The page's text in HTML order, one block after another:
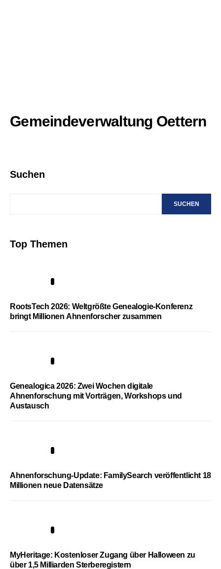
Gemeindeverwaltung Oettern
Suchen
SUCHEN
Top Themen
RootsTech 2026: Weltgrößte Genealogie-Konferenz
bringt Millionen Ahnenforscher zusammen
Genealogica 2026: Zwei Wochen digitale
Ahnenforschung mit Vorträgen, Workshops und
Austausch
Ahnenforschung-Update: FamilySearch veröffentlicht 18
Millionen neue Datensätze
MyHeritage: Kostenloser Zugang über Halloween zu
über 1,5 Milliarden Sterberegistern